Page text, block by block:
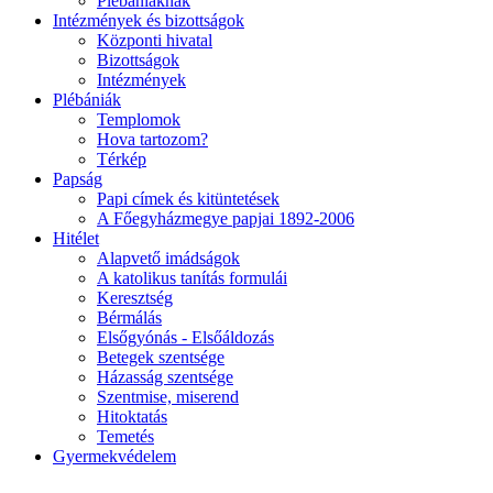
Intézmények és bizottságok
Központi hivatal
Bizottságok
Intézmények
Plébániák
Templomok
Hova tartozom?
Térkép
Papság
Papi címek és kitüntetések
A Főegyházmegye papjai 1892-2006
Hitélet
Alapvető imádságok
A katolikus tanítás formulái
Keresztség
Bérmálás
Elsőgyónás - Elsőáldozás
Betegek szentsége
Házasság szentsége
Szentmise, miserend
Hitoktatás
Temetés
Gyermekvédelem